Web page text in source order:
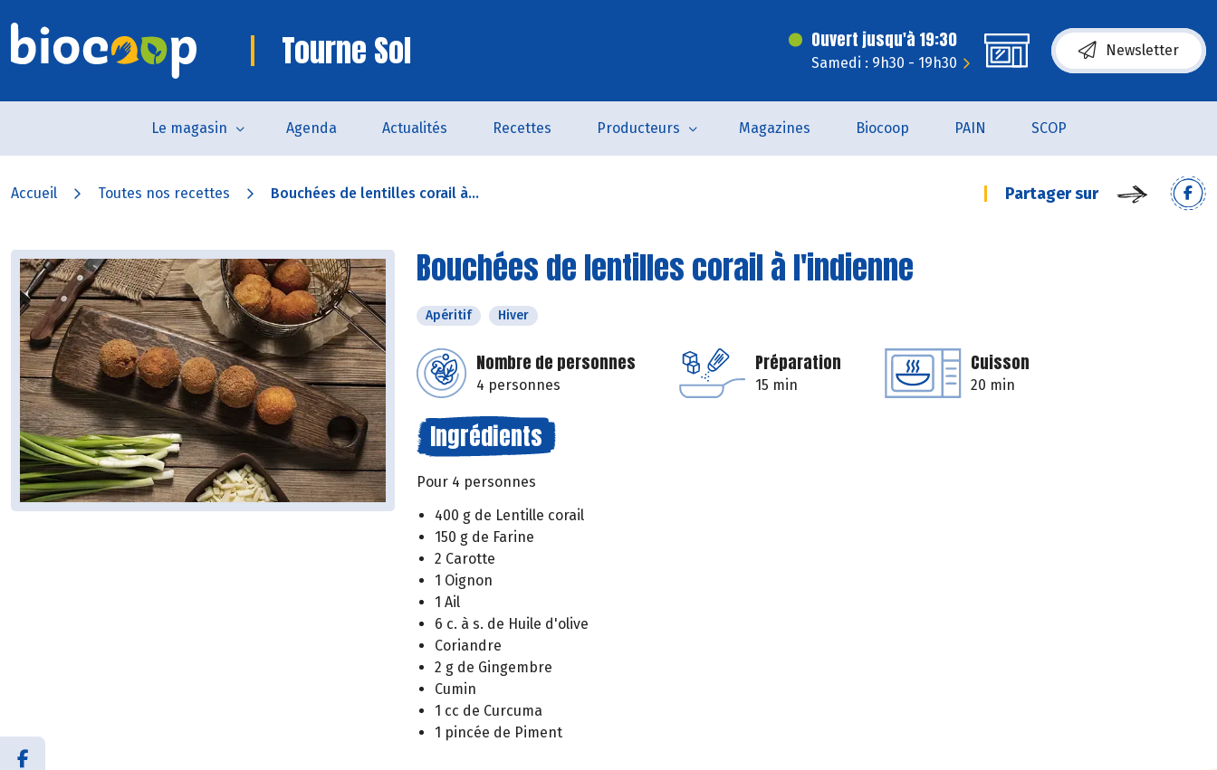
Tourne Sol Ouvert jusqu'à 19:30
Samedi : 9h30 - 19h30
Newsletter
Le magasin Agenda Actualités Recettes Producteurs Magazines Biocoop PAIN SCOP
Accueil Toutes nos recettes Bouchées de lentilles corail à... Partager sur
Bouchées de lentilles corail à l'indienne
Apéritif Hiver
Nombre de personnes
4 personnes
Préparation
15 min
Cuisson
20 min
Ingrédients
Pour 4 personnes
400 g de Lentille corail
150 g de Farine
2 Carotte
1 Oignon
1 Ail
6 c. à s. de Huile d'olive
Coriandre
2 g de Gingembre
Cumin
1 cc de Curcuma
1 pincée de Piment